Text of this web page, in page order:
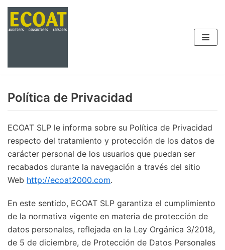
Saltar
Política de Privacidad
ECOAT SLP le informa sobre su Política de Privacidad
respecto del tratamiento y protección de los datos de
carácter personal de los usuarios que puedan ser
recabados durante la navegación a través del sitio
Web http://ecoat2000.com.
En este sentido, ECOAT SLP garantiza el cumplimiento
de la normativa vigente en materia de protección de
datos personales, reflejada en la Ley Orgánica 3/2018,
de 5 de diciembre, de Protección de Datos Personales